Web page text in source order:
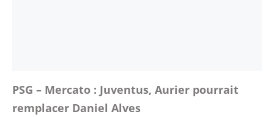
PSG – Mercato : Juventus, Aurier pourrait
remplacer Daniel Alves